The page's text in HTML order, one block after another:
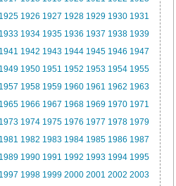
1925 1926 1927 1928 1929 1930 1931
1933 1934 1935 1936 1937 1938 1939
1941 1942 1943 1944 1945 1946 1947
1949 1950 1951 1952 1953 1954 1955
1957 1958 1959 1960 1961 1962 1963
1965 1966 1967 1968 1969 1970 1971
1973 1974 1975 1976 1977 1978 1979
1981 1982 1983 1984 1985 1986 1987
1989 1990 1991 1992 1993 1994 1995
1997 1998 1999 2000 2001 2002 2003